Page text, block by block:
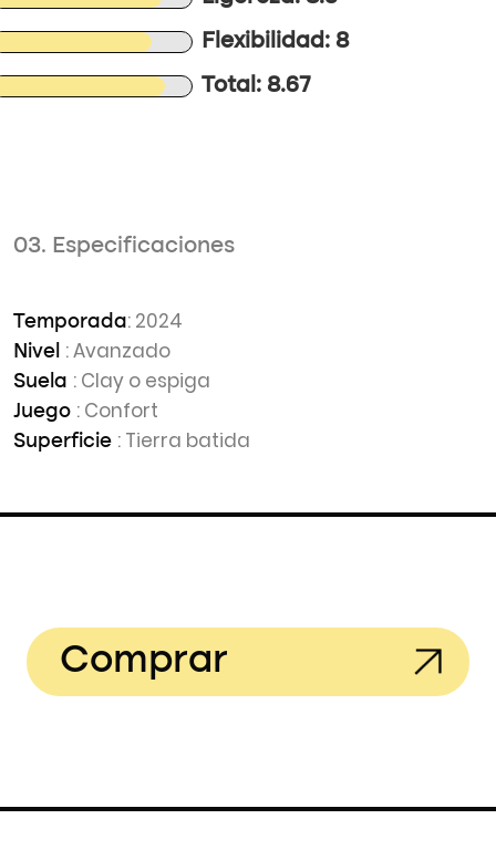
Flexibilidad: 8
Total: 8.67
03. Especificaciones
Temporada: 2024
Nivel : Avanzado
Suela : Clay o espiga
Juego : Confort
Superficie : Tierra batida
Comprar